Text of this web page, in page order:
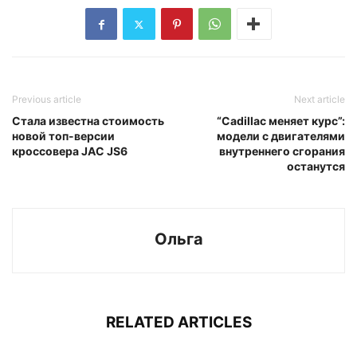
Previous article
Стала известна стоимость
новой топ-версии
кроссовера JAC JS6
Next article
“Cadillac меняет курс”:
модели с двигателями
внутреннего сгорания
останутся
Ольга
RELATED ARTICLES